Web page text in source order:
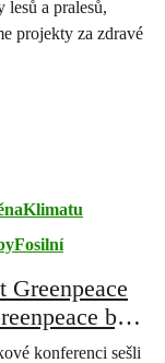
lesů a pralesů,
projekty za zdravé
byl
konferenci sešli